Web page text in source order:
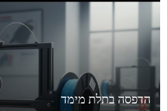
הדפסה בתלת מימד